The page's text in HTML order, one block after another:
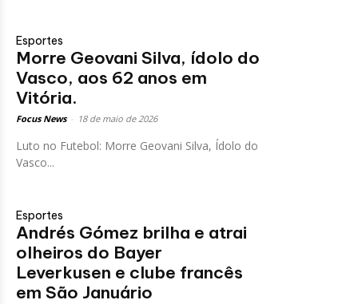
Esportes
Morre Geovani Silva, ídolo do
Vasco, aos 62 anos em
Vitória.
Focus News 18 de maio de 2026
Luto no Futebol: Morre Geovani Silva, Ídolo do
Vasco...
Esportes
Andrés Gómez brilha e atrai
olheiros do Bayer
Leverkusen e clube francês
em São Januário